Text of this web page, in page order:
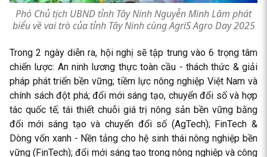
Phó Chủ tịch UBND tỉnh Tây Ninh Nguyễn Minh Lâm phát
biểu về vai trò của tỉnh Tây Ninh cùng AgriS Agro Day 2025
Trong 2 ngày diễn ra, hội nghị sẽ tập trung vào 6 trọng tâm
chiến lược: An ninh lương thực toàn cầu - thách thức & giải
pháp phát triển bền vững; tiềm lực nông nghiệp Việt Nam và
chính sách đột phá; đổi mới sáng tạo, chuyển đổi số và hợp
tác quốc tế; tái thiết chuỗi giá trị nông sản bền vững bằng
đổi mới sáng tạo và chuyển đổi số (AgTech); FinTech &
Dòng vốn xanh - Nền tảng cho hệ sinh thái nông nghiệp bền
vững (FinTech); đổi mới sáng tạo trong nông nghiệp và công